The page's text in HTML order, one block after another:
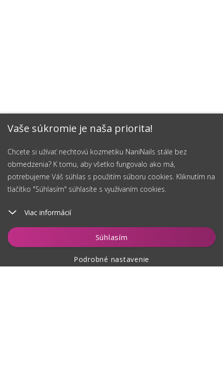
Vaše súkromie je naša priorita!
Chcete si užívať nechtovú kozmetiku NaniNails stále bez
obmedzenia? K tomu, aby všetko fungovalo ako má,
potrebujeme Váš súhlas s použitím súboru cookies. Kliknutím na
tlačítko "Súhlasím" súhlasíte s využívaním cookies.
Viac informácií
Súhlasím
Podrobné nastavenie
Vložiť do košíka